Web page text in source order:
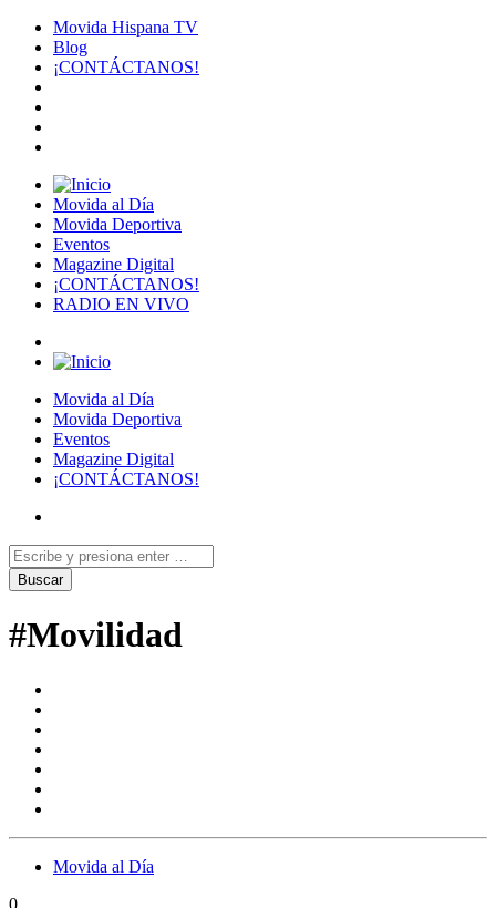
Movida Hispana TV
Blog
¡CONTÁCTANOS!
Movida al Día
Movida Deportiva
Eventos
Magazine Digital
¡CONTÁCTANOS!
RADIO EN VIVO
Movida al Día
Movida Deportiva
Eventos
Magazine Digital
¡CONTÁCTANOS!
#Movilidad
Movida al Día
0